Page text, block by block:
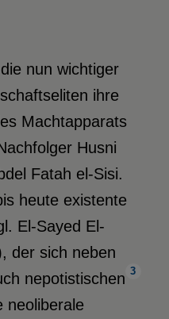
nun wichtiger
ihre
Machtapparats
Husni
Fatah el-Sisi.
heute existente
El-Sayed El-
der sich neben
nepotistischen 3
neoliberale